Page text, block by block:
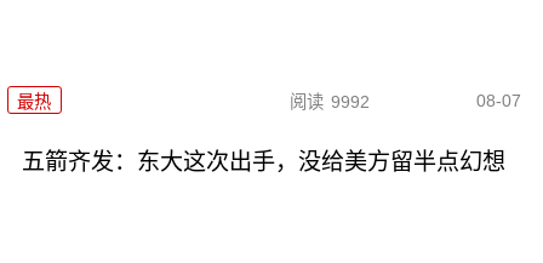
最热 阅读 9992 08-07
五箭齐发：东大这次出手，没给美方留半点幻想